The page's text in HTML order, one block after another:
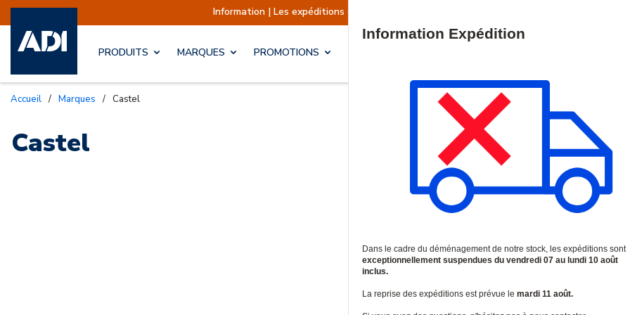
Information | Les expéditions sont actuellement suspendues
PRODUITS MARQUES PROMOTIONS
Accueil / Marques / Castel
Castel